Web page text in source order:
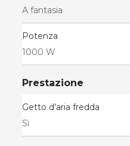
A fantasia
Potenza
1000 W
Prestazione
Getto d'aria fredda
Sì